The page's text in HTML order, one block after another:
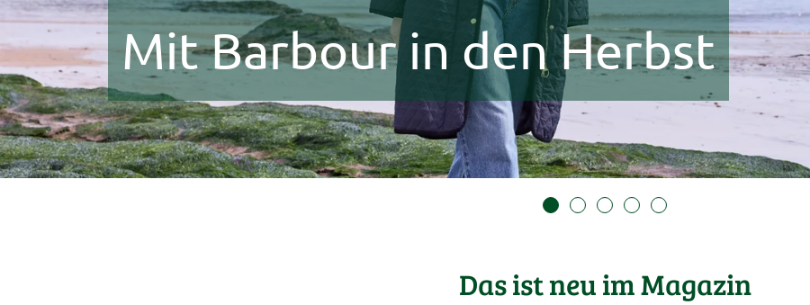
Mit Barbour in den Herbst
Das ist neu im Magazin